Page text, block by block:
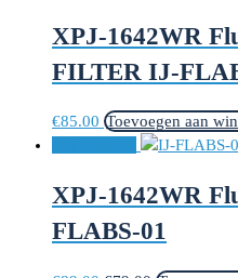
XPJ-1642WR
FILTER IJ-
€85.00 Toevoegen aan
XPJ-1642WR
FLABS-01